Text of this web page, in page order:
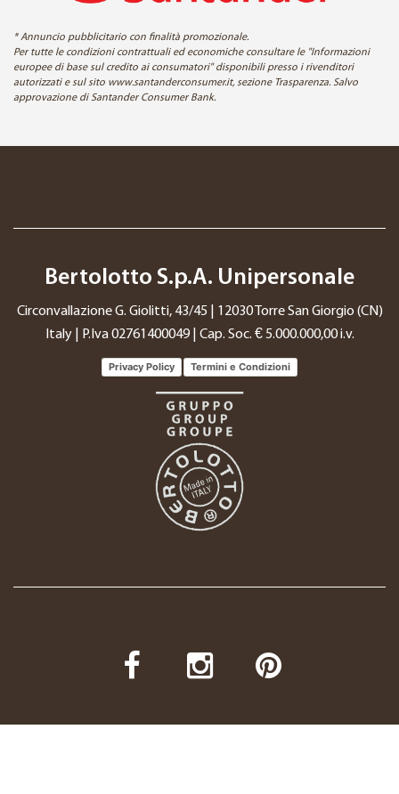
* Annuncio pubblicitario con finalità promozionale.
Per tutte le condizioni contrattuali ed economiche consultare le "Informazioni
europee di base sul credito ai consumatori" disponibili presso i rivenditori
autorizzati e sul sito www.santanderconsumer.it, sezione Trasparenza. Salvo
approvazione di Santander Consumer Bank.
Bertolotto S.p.A. Unipersonale
Circonvallazione G. Giolitti, 43/45 | 12030 Torre San Giorgio (CN)
Italy | P.Iva 02761400049 | Cap. Soc. € 5.000.000,00 i.v.
Privacy Policy Termini e Condizioni